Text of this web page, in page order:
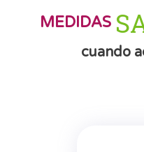
MEDIDAS
cuando